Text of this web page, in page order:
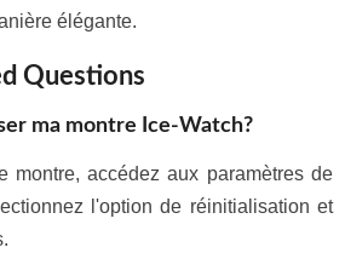
élégante.
Questions
ma montre Ice-Watch?
montre, accédez aux paramètres de
l'option de réinitialisation et